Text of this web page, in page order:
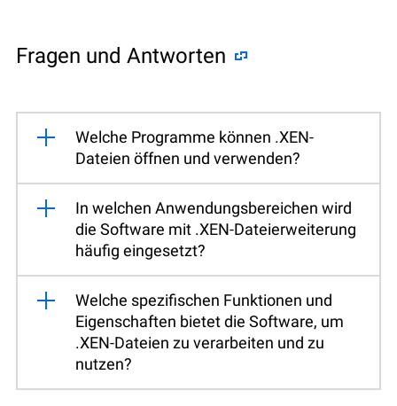
Fragen und Antworten
Welche Programme können .XEN-
Dateien öffnen und verwenden?
In welchen Anwendungsbereichen wird
die Software mit .XEN-Dateierweiterung
häufig eingesetzt?
Welche spezifischen Funktionen und
Eigenschaften bietet die Software, um
.XEN-Dateien zu verarbeiten und zu
nutzen?